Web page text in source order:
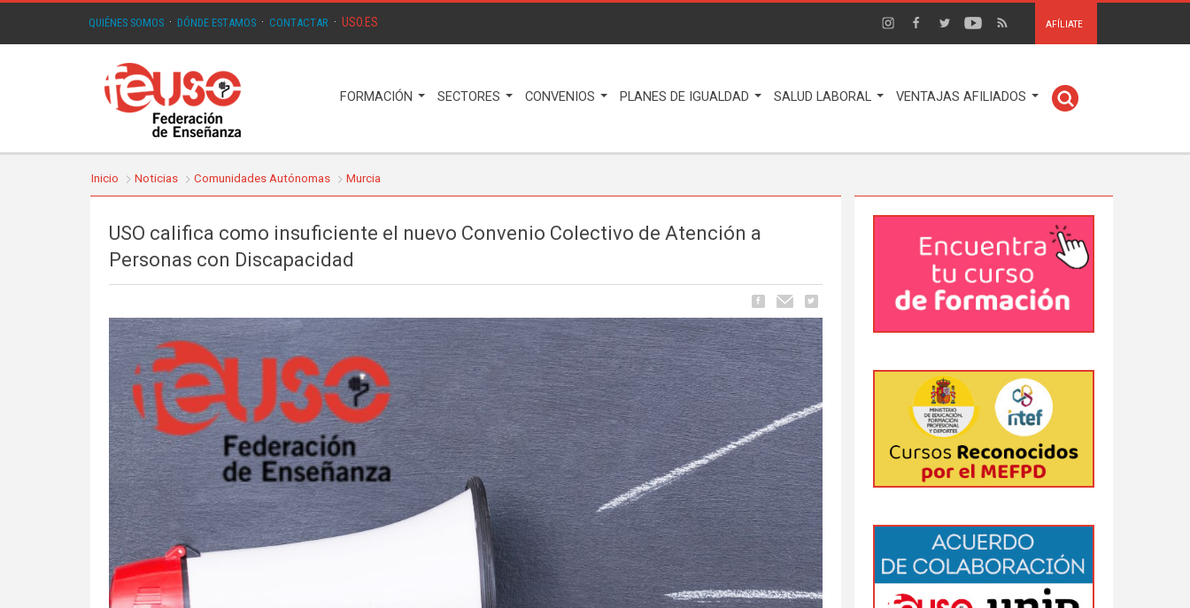
QUIÉNES SOMOS · DÓNDE ESTAMOS · CONTACTAR · USO.ES AFÍLIATE
FORMACIÓN SECTORES CONVENIOS PLANES DE IGUALDAD SALUD LABORAL VENTAJAS AFILIADOS
Inicio Noticias Comunidades Autónomas Murcia
USO califica como insuficiente el nuevo Convenio Colectivo de Atención a
Personas con Discapacidad